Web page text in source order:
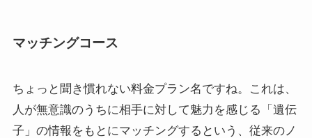
マッチングコース
ちょっと聞き慣れない料金プラン名ですね。これは、
人が無意識のうちに相手に対して魅力を感じる「遺伝
子」の情報をもとにマッチングするという、従来のノ